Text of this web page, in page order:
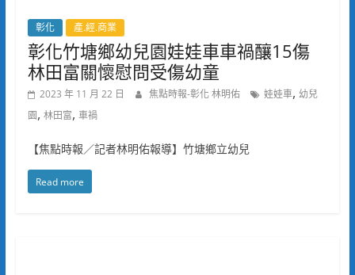
彰化 產.經.商業
彰化竹塘鄉幼兒園娃娃車車禍釀15傷
林田富關懷慰問受傷幼童
2023 年 11 月 22 日 焦點時報-彰化 林明佑 娃娃車, 幼兒
園, 林田富, 車禍
【焦點時報／記者林明佑報導】竹塘鄉立幼兒
Read more